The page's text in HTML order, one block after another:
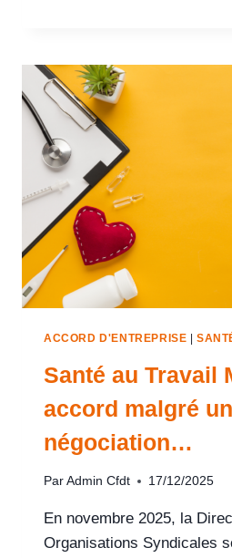
ACCORD D'ENTREPRISE |
Santé au Travail
accord malgré
négociation…
Par Admin Cfdt 17/12/2025
En novembre 2025, la
Organisations Syndicales